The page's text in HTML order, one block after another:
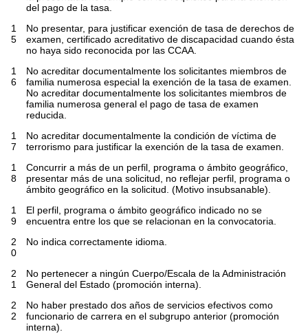
del pago de la tasa.
1
5
No presentar, para justificar exención de tasa de derechos de
examen, certificado acreditativo de discapacidad cuando ésta
no haya sido reconocida por las CCAA.
1
6
No acreditar documentalmente los solicitantes miembros de
familia numerosa especial la exención de la tasa de examen.
No acreditar documentalmente los solicitantes miembros de
familia numerosa general el pago de tasa de examen
reducida.
1
7
No acreditar documentalmente la condición de víctima de
terrorismo para justificar la exención de la tasa de examen.
1
8
Concurrir a más de un perfil, programa o ámbito geográfico,
presentar más de una solicitud, no reflejar perfil, programa o
ámbito geográfico en la solicitud. (Motivo insubsanable).
1
9
El perfil, programa o ámbito geográfico indicado no se
encuentra entre los que se relacionan en la convocatoria.
2
0
No indica correctamente idioma.
2
1
No pertenecer a ningún Cuerpo/Escala de la Administración
General del Estado (promoción interna).
2
2
No haber prestado dos años de servicios efectivos como
funcionario de carrera en el subgrupo anterior (promoción
interna).